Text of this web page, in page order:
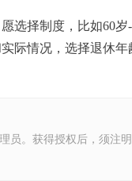
选择制度，比如60岁
际情况，选择退休年
员。获得授权后，须注明